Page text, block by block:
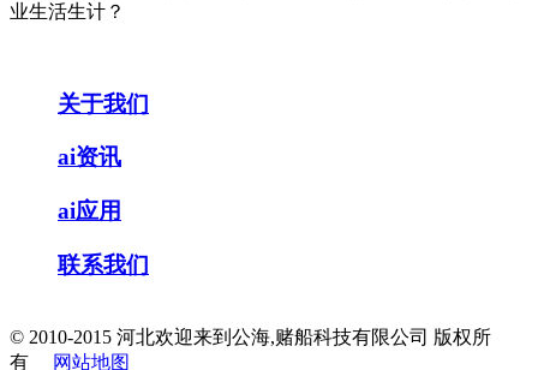
业生活生计？
关于我们
ai资讯
ai应用
联系我们
© 2010-2015 河北欢迎来到公海,赌船科技有限公司 版权所
有
网站地图